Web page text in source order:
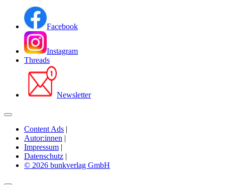
Facebook
Instagram
Threads
Newsletter
Content Ads |
Autor:innen |
Impressum |
Datenschutz |
© 2026 bunkverlag GmbH